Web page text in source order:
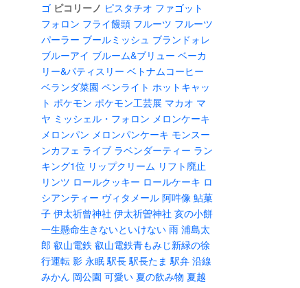
ゴ ピコリーノ ピスタチオ ファゴット
フォロン フライ饅頭 フルーツ フルーツ
パーラー ブールミッシュ ブランドォレ
ブルーアイ ブルーム&ブリュー ベーカ
リー&パティスリー ベトナムコーヒー
ベランダ菜園 ペンライト ホットキャッ
ト ポケモン ポケモン工芸展 マカオ マ
ヤ ミッシェル・フォロン メロンケーキ
メロンパン メロンパンケーキ モンスー
ンカフェ ライブ ラベンダーティー ラン
キング1位 リップクリーム リフト廃止
リンツ ロールクッキー ロールケーキ ロ
シアンティー ヴィタメール 阿吽像 鮎菓
子 伊太祈曾神社 伊太祈曽神社 亥の小餅
一生懸命生きないといけない 雨 浦島太
郎 叡山電鉄 叡山電鉄青もみじ新緑の徐
行運転 影 永眠 駅長 駅長たま 駅弁 沿線
みかん 岡公園 可愛い 夏の飲み物 夏越